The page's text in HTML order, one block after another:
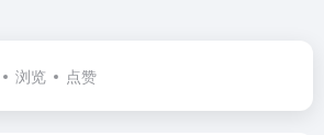
浏览 点赞